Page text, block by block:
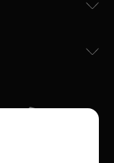
rozměry 21